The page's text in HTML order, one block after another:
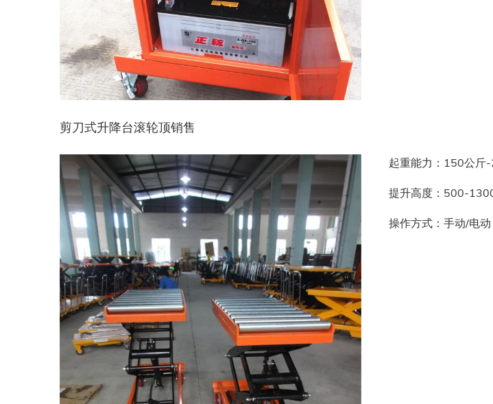
剪刀式升降台滚轮顶销售
起重能力：150公斤
提升高度：500-
操作方式：手动/电动